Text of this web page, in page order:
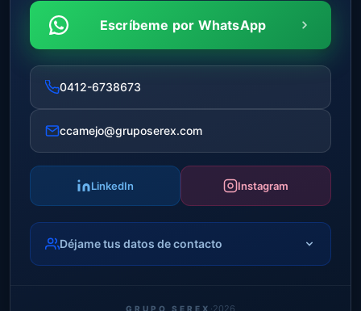
Escríbeme por WhatsApp
0412-6738673
ccamejo@gruposerex.com
LinkedIn Instagram
Déjame tus datos de contacto
GRUPO SEREX ·2026